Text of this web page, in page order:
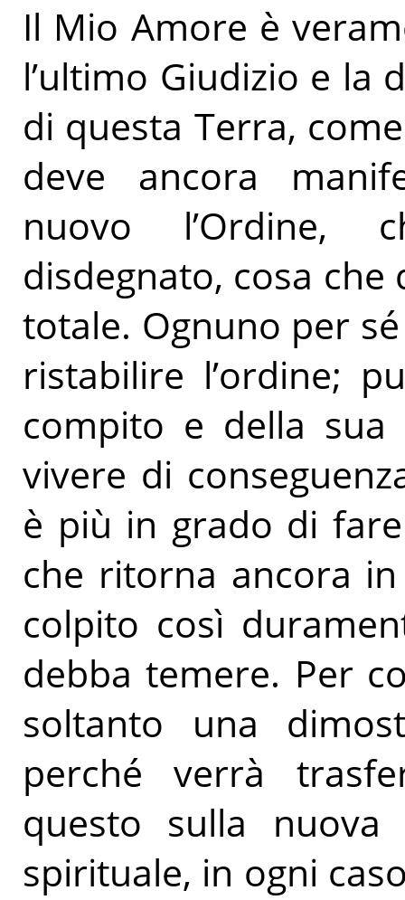
Il Mio Amore è
l’ultimo Giudizio e la
di questa Terra,
deve ancora
nuovo l’Ordine,
disdegnato, cosa
totale. Ognuno per
ristabilire l’ordine;
compito e della sua
vivere di
è più in grado di
che ritorna ancora
colpito così
debba temere. Per
soltanto una
perché verrà
questo sulla
spirituale, in ogni